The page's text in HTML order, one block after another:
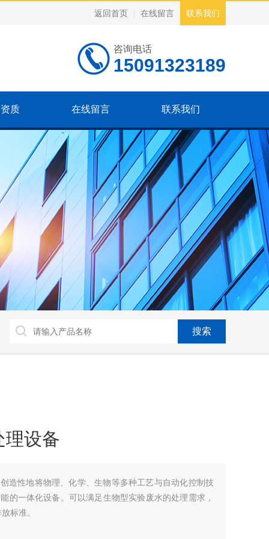
返回首页 在线留言 联系我们
咨询电话
15091323189
质 在线留言 联系我们
理设备
造性地将物理、化学、生物等多种工艺与自动化控制技
的一体化设备。可以满足生物型实验废水的处理需求，
标准。